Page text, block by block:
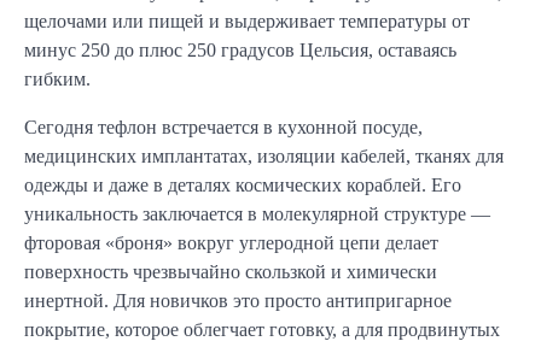
щелочами или пищей и выдерживает температуры от
минус 250 до плюс 250 градусов Цельсия, оставаясь
гибким.
Сегодня тефлон встречается в кухонной посуде,
медицинских имплантатах, изоляции кабелей, тканях для
одежды и даже в деталях космических кораблей. Его
уникальность заключается в молекулярной структуре —
фторовая «броня» вокруг углеродной цепи делает
поверхность чрезвычайно скользкой и химически
инертной. Для новичков это просто антипригарное
покрытие, которое облегчает готовку, а для продвинутых